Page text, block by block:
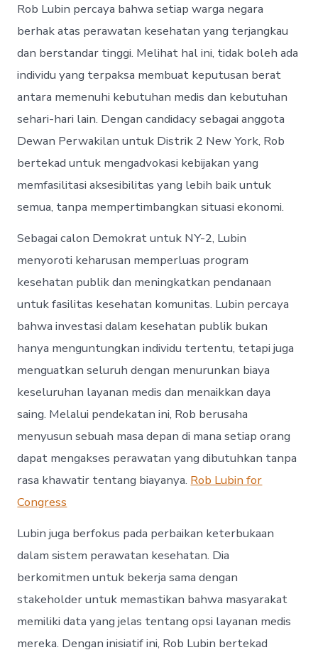
Rob Lubin percaya bahwa setiap warga negara
berhak atas perawatan kesehatan yang terjangkau
dan berstandar tinggi. Melihat hal ini, tidak boleh ada
individu yang terpaksa membuat keputusan berat
antara memenuhi kebutuhan medis dan kebutuhan
sehari-hari lain. Dengan candidacy sebagai anggota
Dewan Perwakilan untuk Distrik 2 New York, Rob
bertekad untuk mengadvokasi kebijakan yang
memfasilitasi aksesibilitas yang lebih baik untuk
semua, tanpa mempertimbangkan situasi ekonomi.
Sebagai calon Demokrat untuk NY-2, Lubin
menyoroti keharusan memperluas program
kesehatan publik dan meningkatkan pendanaan
untuk fasilitas kesehatan komunitas. Lubin percaya
bahwa investasi dalam kesehatan publik bukan
hanya menguntungkan individu tertentu, tetapi juga
menguatkan seluruh dengan menurunkan biaya
keseluruhan layanan medis dan menaikkan daya
saing. Melalui pendekatan ini, Rob berusaha
menyusun sebuah masa depan di mana setiap orang
dapat mengakses perawatan yang dibutuhkan tanpa
rasa khawatir tentang biayanya. Rob Lubin for
Congress
Lubin juga berfokus pada perbaikan keterbukaan
dalam sistem perawatan kesehatan. Dia
berkomitmen untuk bekerja sama dengan
stakeholder untuk memastikan bahwa masyarakat
memiliki data yang jelas tentang opsi layanan medis
mereka. Dengan inisiatif ini, Rob Lubin bertekad